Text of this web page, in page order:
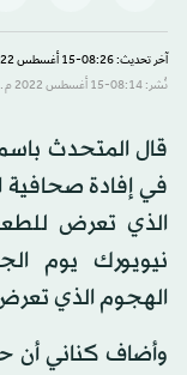
آخر تحديث: 08:26-15 أغسطس 2022 م ـ 18 مُحرَّم 1444 هـ
نُشر: 08:14-15 أغسطس 2022 م ـ 18 مُحرَّم 1444 هـ
قال المتحدث باسم
في إفادة صحافية
الذي تعرض
نيويورك يوم
الهجوم الذي
وأضاف كناني أن